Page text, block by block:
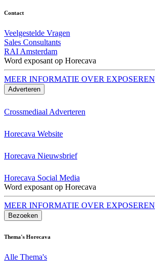
Contact
Veelgestelde Vragen
Sales Consultants
RAI Amsterdam
Word exposant op Horecava
MEER INFORMATIE OVER EXPOSEREN
Adverteren
Crossmediaal Adverteren
Horecava Website
Horecava Nieuwsbrief
Horecava Social Media
Word exposant op Horecava
MEER INFORMATIE OVER EXPOSEREN
Bezoeken
Thema's Horecava
Alle Thema's